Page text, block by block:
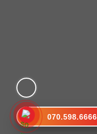
070.598.6666